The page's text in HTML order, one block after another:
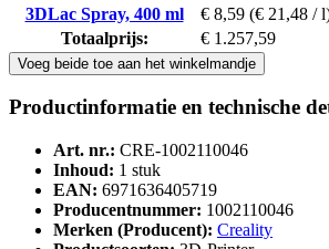
3DLac Spray, 400 ml
€ 8,59 (€ 21,48 /
Totaalprijs:
€ 1.257,59
Voeg beide toe aan het winkelmandje
Productinformatie en technische
Art. nr.: CRE-1002110046
Inhoud: 1 stuk
EAN: 6971636405719
Producentnummer: 1002110046
Merken (Producent): Creality